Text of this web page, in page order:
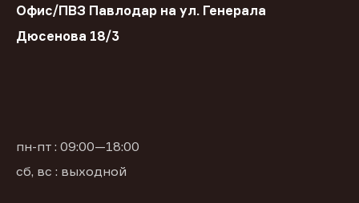
Офис/ПВЗ Павлодар на ул. Генерала
Дюсенова 18/3
пн-пт : 09:00—18:00
сб, вс : выходной